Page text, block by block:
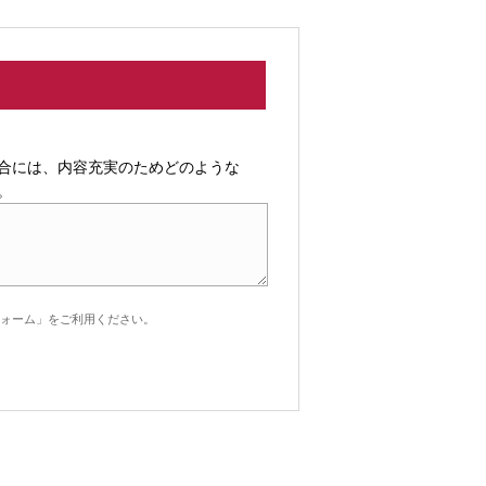
には、内容充実のためどのような
ーム」をご利用ください。